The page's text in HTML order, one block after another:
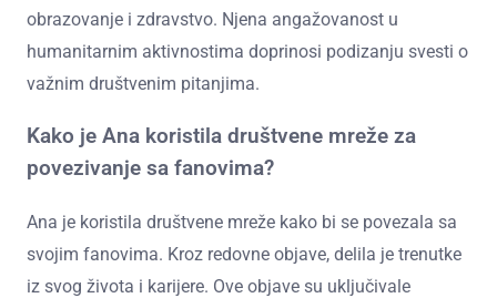
obrazovanje i zdravstvo. Njena angažovanost u
humanitarnim aktivnostima doprinosi podizanju svesti o
važnim društvenim pitanjima.
Kako je Ana koristila društvene mreže za
povezivanje sa fanovima?
Ana je koristila društvene mreže kako bi se povezala sa
svojim fanovima. Kroz redovne objave, delila je trenutke
iz svog života i karijere. Ove objave su uključivale